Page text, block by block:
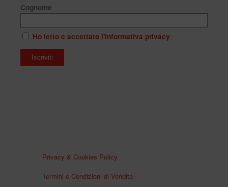
Cognome
Ho letto e accettato l'informativa privacy
Privacy & Cookies Policy
Termini e Condizioni di Vendita